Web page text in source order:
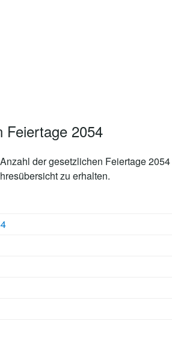
Feiertage 2054
dergesetzlichen Feiertage 2054
zu erhalten.